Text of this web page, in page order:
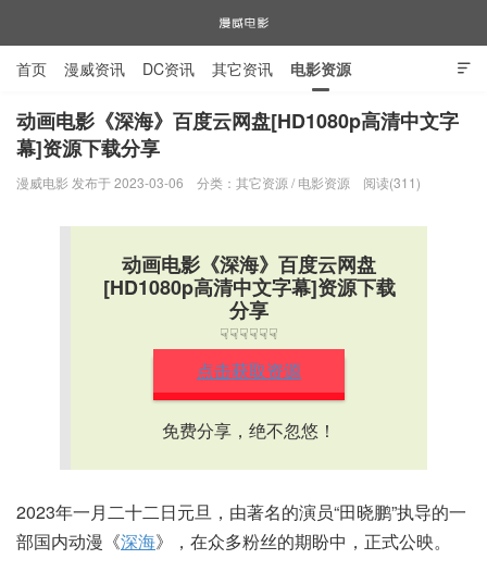
漫威电影

首页 漫威资讯 DC资讯 其它资讯 电影资源
电视剧资源 漫威图片
动画电影《深海》百度云网盘[HD1080p高清中文字
幕]资源下载分享
漫威电影 发布于 2023-03-06 分类： 其它资源 / 电影资源 阅读(311)
动画电影《深海》百度云网盘
[HD1080p高清中文字幕]资源下载
分享
☟☟☟☟☟☟
点击获取资源
免费分享，绝不忽悠！
2023年一月二十二日元旦，由著名的演员“田晓鹏”执导的一
部国内动漫《深海》，在众多粉丝的期盼中，正式公映。